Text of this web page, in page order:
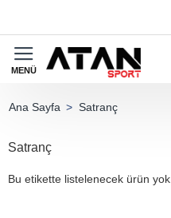
Satranç
Satranç
Bu etikette listelenecek ürün yok.